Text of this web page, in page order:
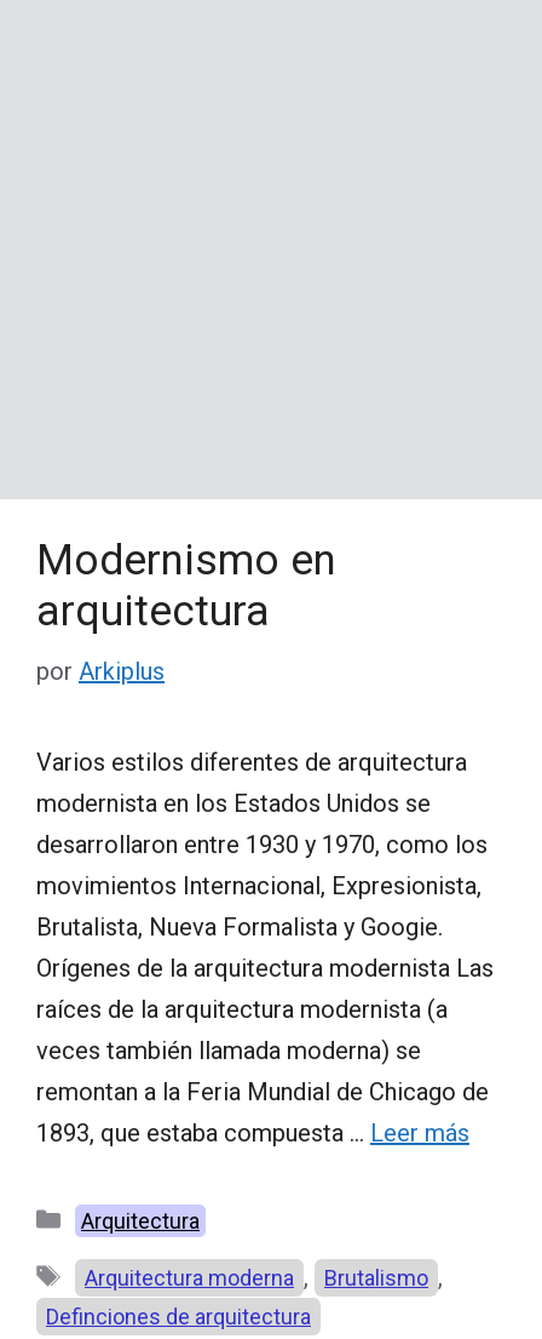
Modernismo en
arquitectura
por Arkiplus
Varios estilos diferentes de arquitectura
modernista en los Estados Unidos se
desarrollaron entre 1930 y 1970, como los
movimientos Internacional, Expresionista,
Brutalista, Nueva Formalista y Googie.
Orígenes de la arquitectura modernista Las
raíces de la arquitectura modernista (a
veces también llamada moderna) se
remontan a la Feria Mundial de Chicago de
1893, que estaba compuesta … Leer más
Categorías
Arquitectura
Etiquetas
Arquitectura moderna , Brutalismo ,
Definciones de arquitectura